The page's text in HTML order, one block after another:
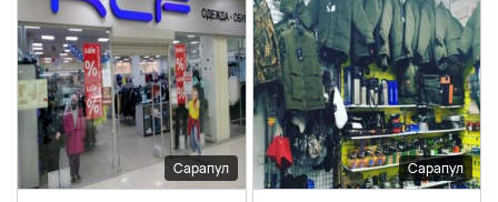
Сарапул Сарапул